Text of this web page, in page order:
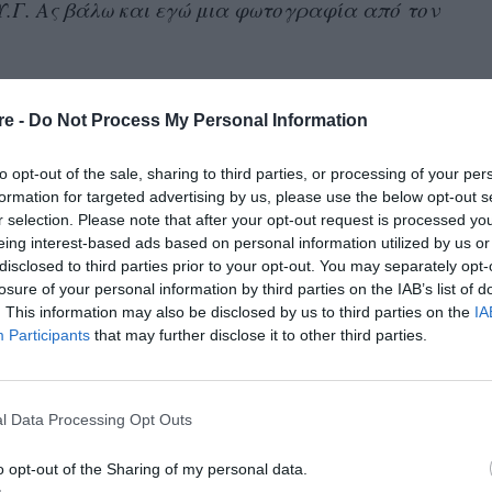
- Do Not Process My Personal Information
opt-out of the sale, sharing to third parties, or processing of your
for targeted advertising by us, please use the below opt-out
selection. Please note that after your opt-out request is processed
interest-based ads based on personal information utilized by us
to third parties prior to your opt-out. You may separately
of your personal information by third parties on the IAB’s list of
This information may also be disclosed by us to third parties on the
Participants that may further disclose it to other third parties.
Data Processing Opt Outs
opt-out of the Sharing of my personal data.
Ας βάλω και εγώ μια φωτογραφία από τον
να λείπουν οι γονείς του,Μαρία
. Ο δεύτερος, μάλιστα, συνοδευόταν από
.
μέσα στο ethnic φόρεμά της, ενώ είπε
για το ζευγάρι:
η βάφτιση του μωρού μας σήμερα. Είμαι
όλα ήρεμα. Θα χορέψω πολύ και κρητικά